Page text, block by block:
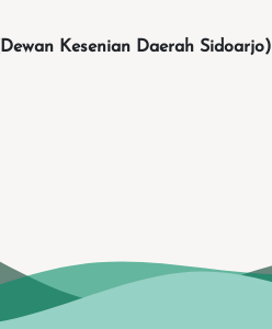
Kesenian Daerah Sidoarjo)